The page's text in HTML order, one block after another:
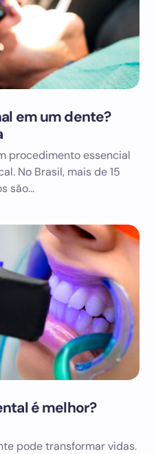
em um dente?
procedimento essencial
No Brasil, mais de 15
são…
é melhor?
pode transformar vidas.